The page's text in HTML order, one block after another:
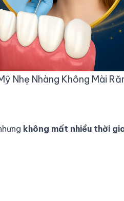
Nhẹ Nhàng Không Mài
không mất nhiều thời